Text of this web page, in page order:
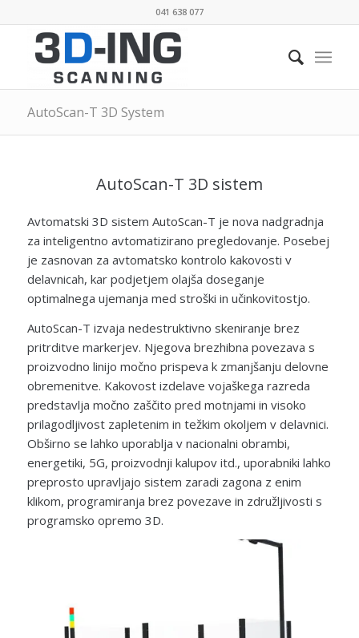
041 638 077
AutoScan-T 3D System
AutoScan-T 3D sistem
Avtomatski 3D sistem AutoScan-T je nova nadgradnja
za inteligentno avtomatizirano pregledovanje. Posebej
je zasnovan za avtomatsko kontrolo kakovosti v
delavnicah, kar podjetjem olajša doseganje
optimalnega ujemanja med stroški in učinkovitostjo.
AutoScan-T izvaja nedestruktivno skeniranje brez
pritrditve markerjev. Njegova brezhibna povezava s
proizvodno linijo močno prispeva k zmanjšanju delovne
obremenitve. Kakovost izdelave vojaškega razreda
predstavlja močno zaščito pred motnjami in visoko
prilagodljivost zapletenim in težkim okoljem v delavnici.
Obširno se lahko uporablja v nacionalni obrambi,
energetiki, 5G, proizvodnji kalupov itd., uporabniki lahko
preprosto upravljajo sistem zaradi zagona z enim
klikom, programiranja brez povezave in združljivosti s
programsko opremo 3D.